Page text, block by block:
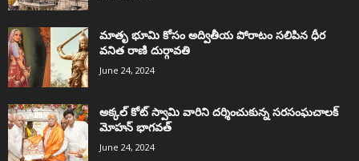
మాతృ భూమి కోసం అద్వితీయ పోరాటం సలిపిన ధీర
వనిత రాణి దుర్గావతి
June 24, 2024
అక్కల్‌ కోట్‌ స్వామి వారిని దర్శించుకున్న సరసంఘచాలక్
మోహన్ భాగవత్
June 24, 2024